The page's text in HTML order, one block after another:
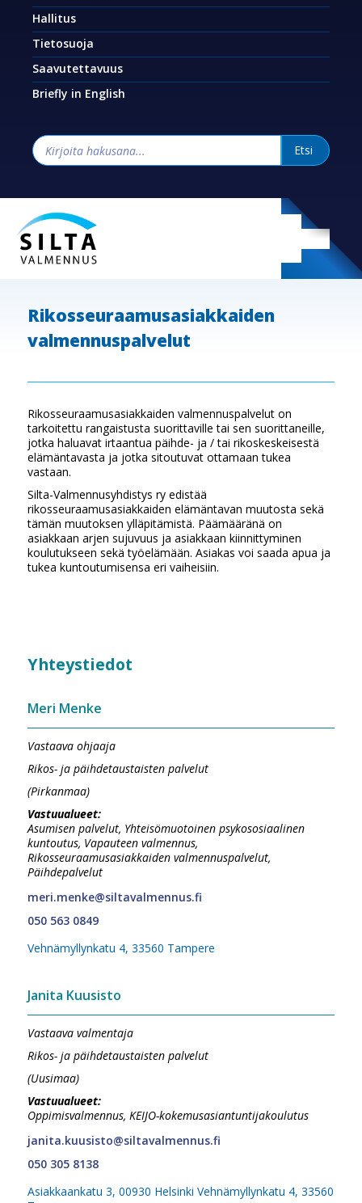
Hallitus
Tietosuoja
Saavutettavuus
Briefly in English
Rikosseuraamusasiakkaiden
valmennuspalvelut
Rikosseuraamusasiakkaiden valmennuspalvelut on
tarkoitettu rangaistusta suorittaville tai sen suorittaneille,
jotka haluavat irtaantua päihde- ja / tai rikoskeskeisestä
elämäntavasta ja jotka sitoutuvat ottamaan tukea
vastaan.
Silta-Valmennusyhdistys ry edistää
rikosseuraamusasiakkaiden elämäntavan muutosta sekä
tämän muutoksen ylläpitämistä. Päämääränä on
asiakkaan arjen sujuvuus ja asiakkaan kiinnittyminen
koulutukseen sekä työelämään. Asiakas voi saada apua ja
tukea kuntoutumisensa eri vaiheisiin.
Yhteystiedot
Meri Menke
Vastaava ohjaaja
Rikos- ja päihdetaustaisten palvelut
(Pirkanmaa)
Vastuualueet:
Asumisen palvelut, Yhteisömuotoinen psykososiaalinen
kuntoutus, Vapauteen valmennus,
Rikosseuraamusasiakkaiden valmennuspalvelut,
Päihdepalvelut
meri.menke@siltavalmennus.fi
050 563 0849
Vehnämyllynkatu 4, 33560 Tampere
Janita Kuusisto
Vastaava valmentaja
Rikos- ja päihdetaustaisten palvelut
(Uusimaa)
Vastuualueet:
Oppimisvalmennus, KEIJO-kokemusasiantuntijakoulutus
janita.kuusisto@siltavalmennus.fi
050 305 8138
Asiakkaankatu 3, 00930 Helsinki Vehnämyllynkatu 4, 33560